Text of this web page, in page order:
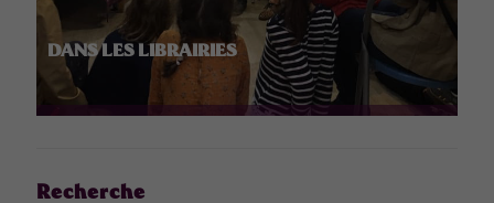
DANS LES LIBRAIRIES
Recherche